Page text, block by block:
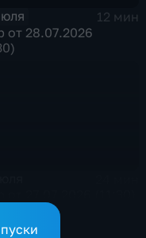
12 мин
от 28.07.2026